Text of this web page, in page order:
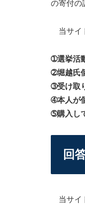
の寄付の
当サイ
➀選挙活
➁堀越氏
➂受け取
➃本人が
➄購入し
回
当サイ